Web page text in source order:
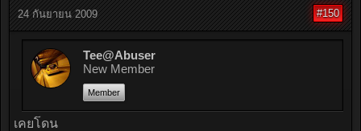
24 กันยายน 2009 #150
Tee@Abuser
New Member
Member
เคยโดน